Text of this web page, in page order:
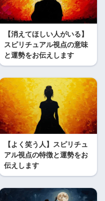
【消えてほしい人がいる】
スピリチュアル視点の意味
と運勢をお伝えします
【よく笑う人】スピリチュ
アル視点の特徴と運勢をお
伝えします